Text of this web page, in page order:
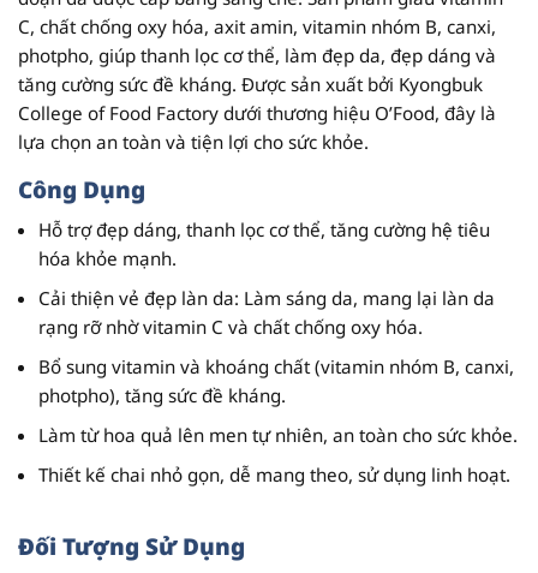
C, chất chống oxy hóa, axit amin, vitamin nhóm B, canxi,
photpho, giúp thanh lọc cơ thể, làm đẹp da, đẹp dáng và
tăng cường sức đề kháng. Được sản xuất bởi Kyongbuk
College of Food Factory dưới thương hiệu O’Food, đây là
lựa chọn an toàn và tiện lợi cho sức khỏe.
Công Dụng
Hỗ trợ đẹp dáng, thanh lọc cơ thể, tăng cường hệ tiêu
hóa khỏe mạnh.
Cải thiện vẻ đẹp làn da: Làm sáng da, mang lại làn da
rạng rỡ nhờ vitamin C và chất chống oxy hóa.
Bổ sung vitamin và khoáng chất (vitamin nhóm B, canxi,
photpho), tăng sức đề kháng.
Làm từ hoa quả lên men tự nhiên, an toàn cho sức khỏe.
Thiết kế chai nhỏ gọn, dễ mang theo, sử dụng linh hoạt.
Đối Tượng Sử Dụng